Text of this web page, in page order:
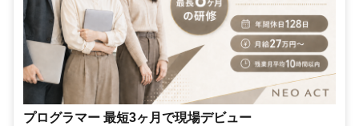
プログラマー 最短3ヶ月で現場デビュー